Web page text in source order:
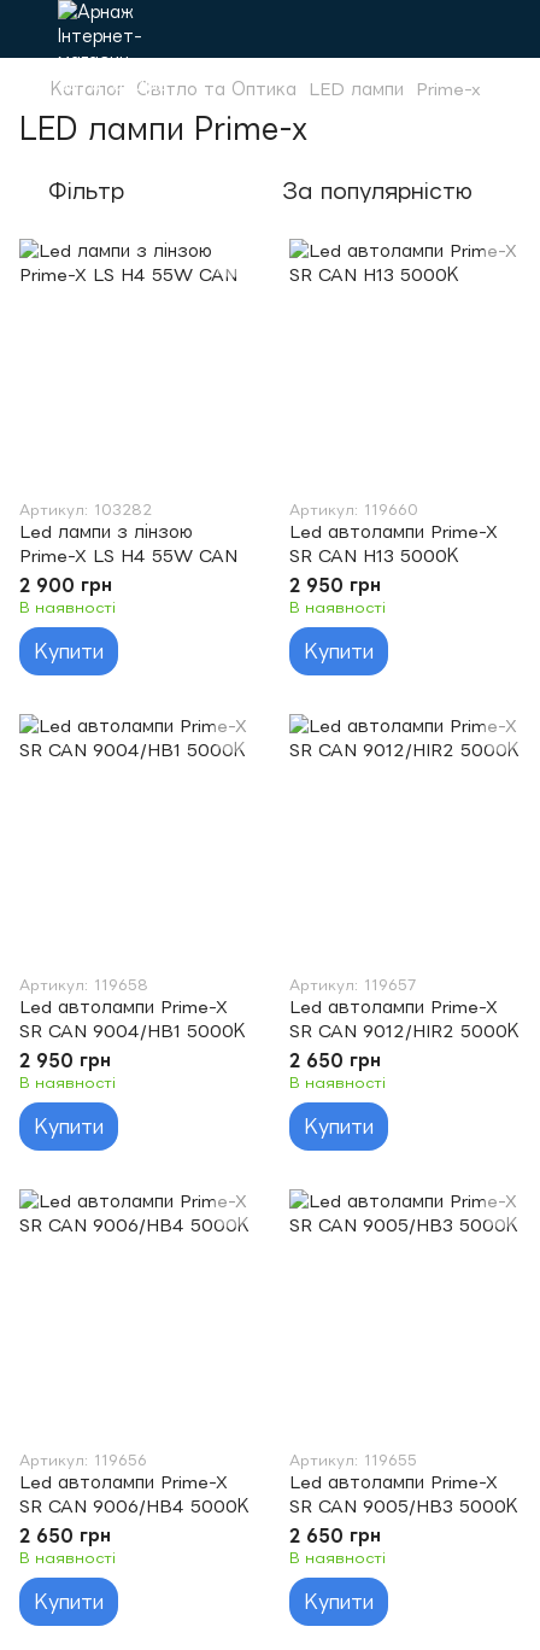
Каталог Світло та Оптика LED лампи Prime-x
LED лампи Prime-x
Фільтр За популярністю
Артикул: 103282
Led лампи з лінзою
Prime-X LS H4 55W CAN
2 900 грн
В наявності
Купити
Артикул: 119660
Led автолампи Prime-X
SR CAN H13 5000К
2 950 грн
В наявності
Купити
Артикул: 119658
Led автолампи Prime-X
SR CAN 9004/HB1 5000К
2 950 грн
В наявності
Купити
Артикул: 119657
Led автолампи Prime-X
SR CAN 9012/HIR2 5000К
2 650 грн
В наявності
Купити
Артикул: 119656
Led автолампи Prime-X
SR CAN 9006/HB4 5000К
2 650 грн
В наявності
Купити
Артикул: 119655
Led автолампи Prime-X
SR CAN 9005/HB3 5000К
2 650 грн
В наявності
Купити